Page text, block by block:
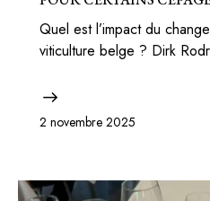
Quel est l’impact du
viticulture belge ? Dirk
2 novembre 2025